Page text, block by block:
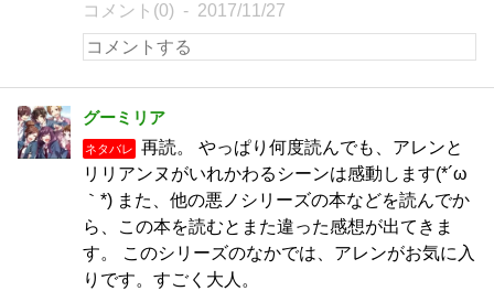
コメント(0) 2017/11/27
グーミリア
ネタバレ
再読。 やっぱり何度読んでも、アレンと
リリアンヌがいれかわるシーンは感動します(*´ω
｀*) また、他の悪ノシリーズの本などを読んでか
ら、この本を読むとまた違った感想が出てきま
す。 このシリーズのなかでは、アレンがお気に入
りです。すごく大人。